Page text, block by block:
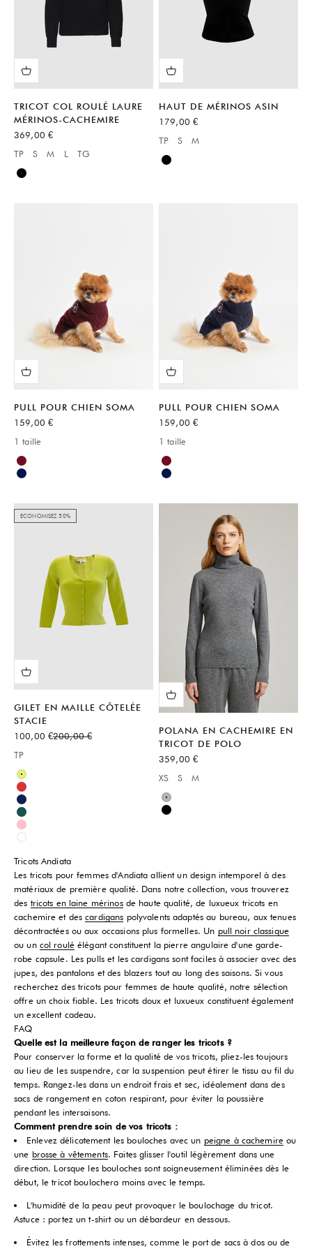
TRICOT COL ROULÉ LAURE
MÉRINOS-CACHEMIRE
Prix de vente
369,00 €
Available sizes:
TP S M L TG
Noir
HAUT DE MÉRINOS ASIN
Prix de vente
179,00 €
Available sizes:
TP S M
Noir
PULL POUR CHIEN SOMA
Prix de vente
159,00 €
Available sizes:
1 taille
Rouge
Bleu
PULL POUR CHIEN SOMA
Prix de vente
159,00 €
Available sizes:
1 taille
Rouge
Bleu
ECONOMISEZ 50%
GILET EN MAILLE CÔTELÉE
STACIE
Prix de vente
100,00 €Prix normal
200,00 €
Available sizes:
TP
Vert
Rouge
Bleu
Vert
Rose
Blanc
POLANA EN CACHEMIRE EN
TRICOT DE POLO
Prix de vente
359,00 €
Available sizes:
XS S M
Gris
Noir
Tricots Andiata
Les tricots pour femmes d'Andiata allient un design intemporel à des
matériaux de première qualité. Dans notre collection, vous trouverez
des tricots en laine mérinosde haute qualité, de luxueux tricots en
cachemire et descardigans polyvalents adaptés au bureau, aux tenues
décontractées ou aux occasions plus formelles. Un pull noir classique
ou un col rouléélégant constituent la pierre angulaire d'une garde-
robe capsule. Les pulls et les cardigans sont faciles à associer avec des
jupes, des pantalons et des blazers tout au long des saisons. Si vous
recherchez des tricots pour femmes de haute qualité, notre sélection
offre un choix fiable. Les tricots doux et luxueux constituent également
un excellent cadeau.
FAQ
Quelle est la meilleure façon de ranger les tricots ?
Pour conserver la forme et la qualité de vos tricots, pliez-les toujours
au lieu de les suspendre, car la suspension peut étirer le tissu au fil du
temps. Rangez-les dans un endroit frais et sec, idéalement dans des
sacs de rangement en coton respirant, pour éviter la poussière
pendant les intersaisons.
Comment prendre soin de vos tricots :
Enlevez délicatement les bouloches avec un peigne à cachemireou
une brosse à vêtements. Faites glisser l'outil légèrement dans une
direction. Lorsque les bouloches sont soigneusement éliminées dès le
début, le tricot boulochera moins avec le temps.
L'humidité de la peau peut provoquer le boulochage du tricot.
Astuce : portez un t-shirt ou un débardeur en dessous.
Évitez les frottements intenses, comme le port de sacs à dos ou de